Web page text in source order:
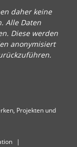
daher keine
Alle Daten
Diese werden
anonymisiert
Projekten und